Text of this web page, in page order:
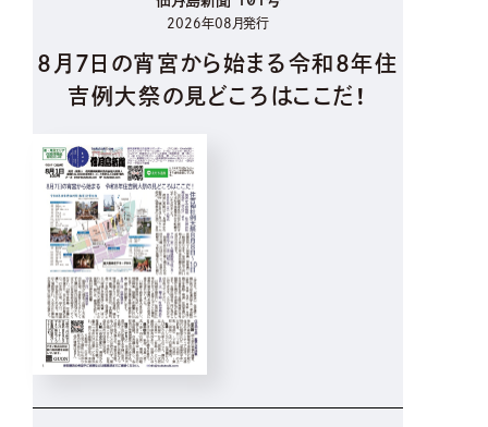
2026年08月発行
8月7日の宵宮から始まる令和8年住
吉例大祭の見どころはここだ！